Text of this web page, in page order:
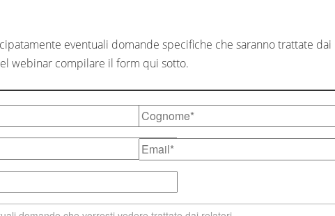
eventuali domande specifiche che saranno trattate dai
webinar compilare il form qui sotto.